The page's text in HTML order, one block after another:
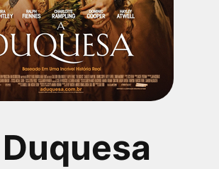
Brasil. Através dele, você pode
cinema mais próximos a você ou a
brasileiro. Você pode também
cinemas, horários, assistir aos